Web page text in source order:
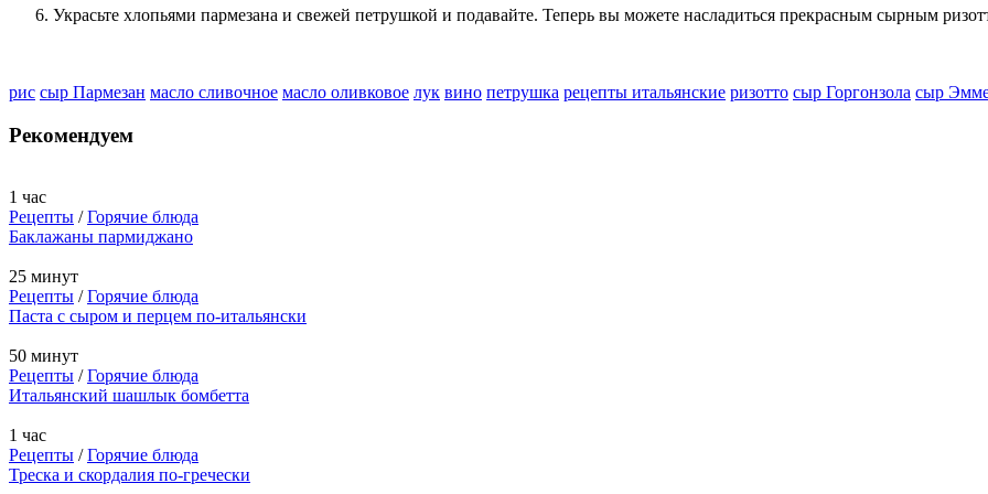
Украсьте хлопьями пармезана и свежей петрушкой и подавайте. Теперь вы можете насладиться прекрасным сырным
рис сыр Пармезан масло сливочное масло оливковое лук вино петрушка рецепты итальянские ризотто сыр Горгонзола сыр
Рекомендуем
1 час
Рецепты /Горячие блюда
Баклажаны пармиджано
25 минут
Рецепты /Горячие блюда
Паста с сыром и перцем по-итальянски
50 минут
Рецепты /Горячие блюда
Итальянский шашлык бомбетта
1 час
Рецепты /Горячие блюда
Треска и скордалия по-гречески